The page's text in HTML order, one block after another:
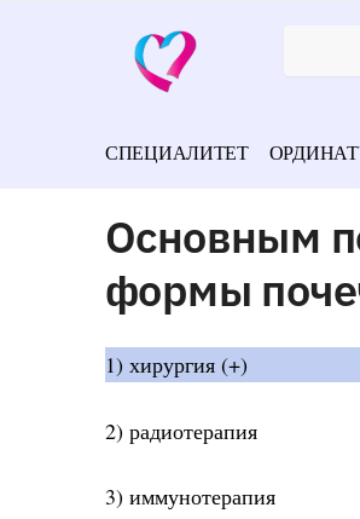
СПЕЦИАЛИТЕТ
Основным
формы
1) хирургия (+)
2) радиотерапия
3) иммунотерапия